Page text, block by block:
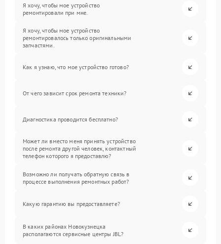
Я хочу, чтобы мое устройство
ремонтировали при мне.
Я хочу, чтобы мое устройство
ремонтировалось только оригинальными
запчастями.
Как я узнаю, что мое устройство готово?
От чего зависит срок ремонта техники?
Диагностика проводится бесплатно?
Может ли вместо меня принять устройство
после ремонта другой человек, контактный
телефон которого я предоставлю?
Возможно ли получать обратную связь в
процессе выполнения ремонтных работ?
Какую гарантию вы предоставляете?
В каких районах Новокузнецка
располагаются сервисные центры JBL?